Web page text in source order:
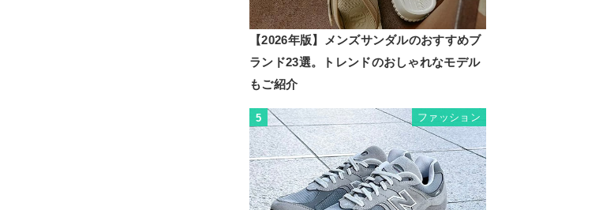
【2026年版】メンズサンダルのおすすめブ
ランド23選。トレンドのおしゃれなモデル
もご紹介
5 ファッション